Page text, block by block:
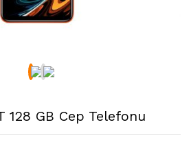
128 GB Cep Telefonu